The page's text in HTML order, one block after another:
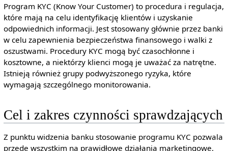
Program KYC (Know Your Customer) to procedura i regulacja,
które mają na celu identyfikację klientów i uzyskanie
odpowiednich informacji. Jest stosowany głównie przez banki
w celu zapewnienia bezpieczeństwa finansowego i walki z
oszustwami. Procedury KYC mogą być czasochłonne i
kosztowne, a niektórzy klienci mogą je uważać za natrętne.
Istnieją również grupy podwyższonego ryzyka, które
wymagają szczególnego monitorowania.
Cel i zakres czynności sprawdzających
Z punktu widzenia banku stosowanie programu KYC pozwala
przede wszystkim na prawidłowe działania marketingowe,